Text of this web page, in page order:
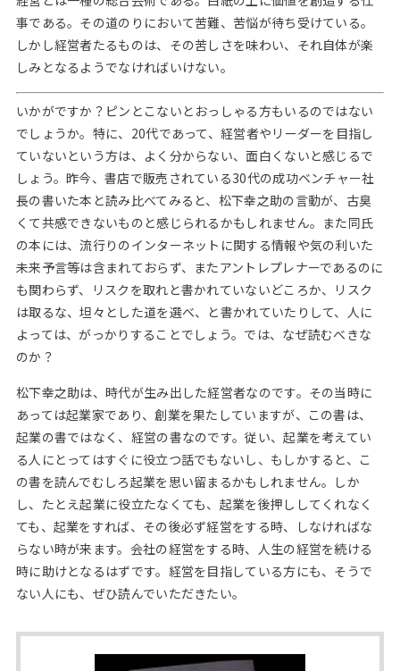
事である。その道のりにおいて苦難、苦悩が待ち受けている。
しかし経営者たるものは、その苦しさを味わい、それ自体が楽
しみとなるようでなければいけない。
いかがですか？ピンとこないとおっしゃる方もいるのではない
でしょうか。特に、20代であって、経営者やリーダーを目指し
ていないという方は、よく分からない、面白くないと感じるで
しょう。昨今、書店で販売されている30代の成功ベンチャー社
長の書いた本と読み比べてみると、松下幸之助の言動が、古臭
くて共感できないものと感じられるかもしれません。また同氏
の本には、流行りのインターネットに関する情報や気の利いた
未来予言等は含まれておらず、またアントレプレナーであるのに
も関わらず、リスクを取れと書かれていないどころか、リスク
は取るな、坦々とした道を選べ、と書かれていたりして、人に
よっては、がっかりすることでしょう。では、なぜ読むべきな
のか？
松下幸之助は、時代が生み出した経営者なのです。その当時に
あっては起業家であり、創業を果たしていますが、この書は、
起業の書ではなく、経営の書なのです。従い、起業を考えてい
る人にとってはすぐに役立つ話でもないし、もしかすると、こ
の書を読んでむしろ起業を思い留まるかもしれません。しか
し、たとえ起業に役立たなくても、起業を後押ししてくれなく
ても、起業をすれば、その後必ず経営をする時、しなければな
らない時が来ます。会社の経営をする時、人生の経営を続ける
時に助けとなるはずです。経営を目指している方にも、そうで
ない人にも、ぜひ読んでいただきたい。